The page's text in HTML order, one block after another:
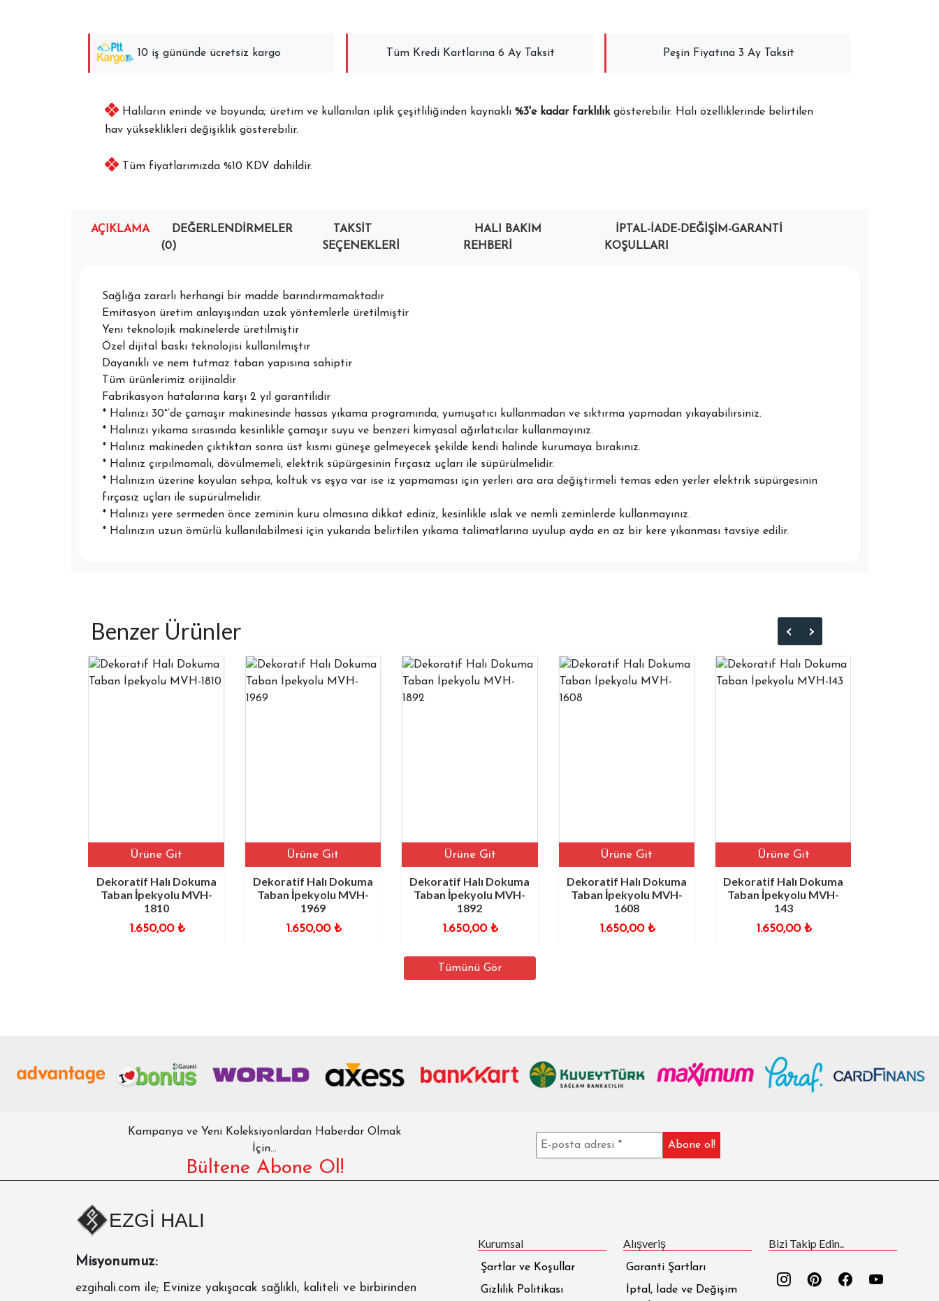
10 iş gününde ücretsiz kargo Tüm Kredi Kartlarına 6 Ay Taksit Peşin Fiyatına 3 Ay Taksit
Halıların eninde ve boyunda; üretim ve kullanılan iplik çeşitliliğinden kaynaklı %3'e kadar farklılıkgösterebilir. Halı özelliklerinde belirtilen
hav yükseklikleri değişiklik gösterebilir.
Tüm fiyatlarımızda %10 KDV dahildir.
AÇIKLAMA
DEĞERLENDIRMELER
(0)
TAKSIT
SEÇENEKLERI
HALI BAKIM
REHBERI
İPTAL-İADE-DEĞIŞIM-GARANTI
KOŞULLARI
Sağlığa zararlı herhangi bir madde barındırmamaktadır
Emitasyon üretim anlayışından uzak yöntemlerle üretilmiştir
Yeni teknolojik makinelerde üretilmiştir
Özel dijital baskı teknolojisi kullanılmıştır
Dayanıklı ve nem tutmaz taban yapısına sahiptir
Tüm ürünlerimiz orijinaldir
Fabrikasyon hatalarına karşı 2 yıl garantilidir
* Halınızı 30°’de çamaşır makinesinde hassas yıkama programında, yumuşatıcı kullanmadan ve sıktırma yapmadan yıkayabilirsiniz.
* Halınızı yıkama sırasında kesinlikle çamaşır suyu ve benzeri kimyasal ağırlatıcılar kullanmayınız.
* Halınız makineden çıktıktan sonra üst kısmı güneşe gelmeyecek şekilde kendi halinde kurumaya bırakınız.
* Halınız çırpılmamalı, dövülmemeli, elektrik süpürgesinin fırçasız uçları ile süpürülmelidir.
* Halınızın üzerine koyulan sehpa, koltuk vs eşya var ise iz yapmaması için yerleri ara ara değiştirmeli temas eden yerler elektrik süpürgesinin
fırçasız uçları ile süpürülmelidir.
* Halınızı yere sermeden önce zeminin kuru olmasına dikkat ediniz, kesinlikle ıslak ve nemli zeminlerde kullanmayınız.
* Halınızın uzun ömürlü kullanılabilmesi için yukarıda belirtilen yıkama talimatlarına uyulup ayda en az bir kere yıkanması tavsiye edilir.
Benzer Ürünler
Ürüne Git
Dekoratif Halı Dokuma
Taban İpekyolu MVH-
1.650,00₺
Ürüne Git
Dekoratif Halı Dokuma
Taban İpekyolu MVH-
1.650,00₺
Ürüne Git
Dekoratif Halı Dokuma
Taban İpekyolu MVH-
1.650,00 ₺
Ürüne Git
Dekoratif Halı Dokuma
Taban İpekyolu MVH-
1.650,00₺
Ürüne Git
Dekoratif Halı Dokuma
Taban İpekyolu MVH-
1.650,00₺
Dekoratif Halı
Taban İpekyolu
‹ ›
Tümünü Gör
Kampanya ve Yeni Koleksiyonlardan Haberdar Olmak
İçin...
Bültene Abone Ol!
EZGİ HALI
Misyonumuz:
ezgihali.com ile; Evinize yakışacak sağlıklı, kaliteli ve birbirinden
Kurumsal
Şartlar ve Koşullar
Gizlilik Politikası
Alışveriş
Garanti Şartları
İptal, İade ve Değişim
Bizi Takip Edin..